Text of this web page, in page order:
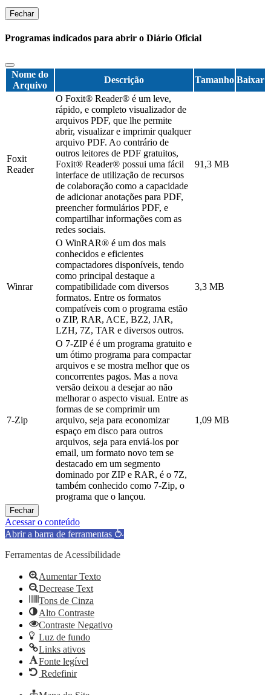
Fechar
Programas indicados para abrir o Diário Oficial
Nome do
Arquivo
Descrição Tamanho Baixar
Foxit
Reader
O Foxit® Reader® é um leve,
rápido, e completo visualizador de
arquivos PDF, que lhe permite
abrir, visualizar e imprimir qualquer
arquivo PDF. Ao contrário de
outros leitores de PDF gratuitos,
Foxit® Reader® possui uma fácil
interface de utilização de recursos
de colaboração como a capacidade
de adicionar anotações para PDF,
preencher formulários PDF, e
compartilhar informações com as
redes sociais.
91,3 MB
Winrar
O WinRAR® é um dos mais
conhecidos e eficientes
compactadores disponíveis, tendo
como principal destaque a
compatibilidade com diversos
formatos. Entre os formatos
compatíveis com o programa estão
o ZIP, RAR, ACE, BZ2, JAR,
LZH, 7Z, TAR e diversos outros.
3,3 MB
7-Zip
O 7-ZIP é é um programa gratuito e
um ótimo programa para compactar
arquivos e se mostra melhor que os
concorrentes pagos. Mas a nova
versão deixou a desejar ao não
melhorar o aspecto visual. Entre as
formas de se comprimir um
arquivo, seja para economizar
espaço em disco para outros
arquivos, seja para enviá-los por
email, um formato novo tem se
destacado em um segmento
dominado por ZIP e RAR, é o 7Z,
também conhecido como 7-Zip, o
programa que o lançou.
1,09 MB
Fechar
Acessar o conteúdo
Abrir a barra de ferramentas
Ferramentas de Acessibilidade
Aumentar Texto
Decrease Text
Tons de Cinza
Alto Contraste
Contraste Negativo
Luz de fundo
Links ativos
Fonte legível
Redefinir